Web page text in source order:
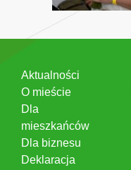
Aktualności
O mieście
Dla
mieszkańców
Dla biznesu
Deklaracja